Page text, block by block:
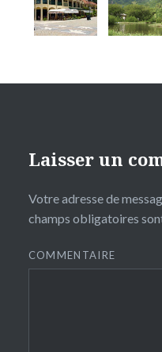
Laisser un
Votre adresse de
champs obligatoires
COMMENTAIRE